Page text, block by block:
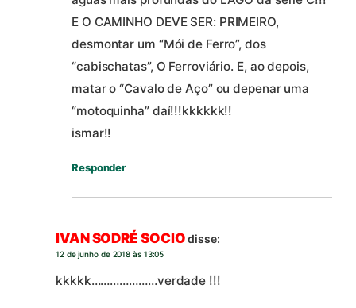
E O CAMINHO DEVE SER: PRIMEIRO,
desmontar um “Mói de Ferro”, dos
“cabischatas”, O Ferroviário. E, ao depois,
matar o “Cavalo de Aço” ou depenar uma
“motoquinha” daí!!!kkkkkk!!
ismar!!
Responder
IVAN SODRÉ SOCIOdisse:
12 de junho de 2018 às 13:05
kkkkk…………………verdade !!!